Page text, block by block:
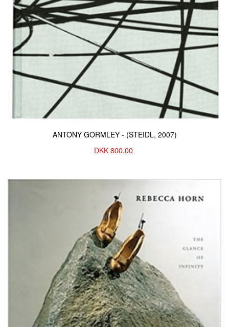
ANTONY GORMLEY - (STEIDL, 2007)
DKK 800,00